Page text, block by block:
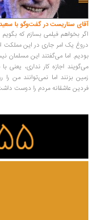
سناریست در گفت‌وگو با سعید
بخواهم فیلمی بسازم که بگویم
یک امر جاری در این مملکت است.
اما می‌گفتند این مسلمان
اجازه کار نداری، یعنی با
بزنند اما نمی‌توانند من را روی
عاشقانه مردم را دوست داشت ...